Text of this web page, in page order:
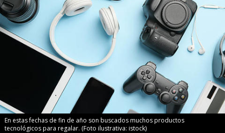
En estas fechas de fin de año son buscados muchos productos
tecnológicos para regalar. (Foto ilustrativa: istock)